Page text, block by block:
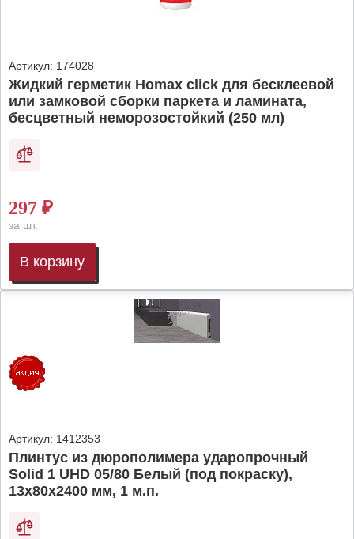
Артикул: 174028
Жидкий герметик Homax click для бесклеевой
или замковой сборки паркета и ламината,
бесцветный неморозостойкий (250 мл)
297 ₽
за шт.
В корзину
Артикул: 1412353
Плинтус из дюрополимера ударопрочный
Solid 1 UHD 05/80 Белый (под покраску),
13х80х2400 мм, 1 м.п.